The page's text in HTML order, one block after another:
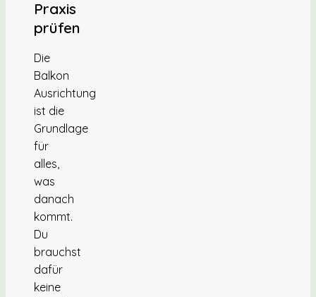
Praxis
prüfen
Die
Balkon
Ausrichtung
ist die
Grundlage
für
alles,
was
danach
kommt.
Du
brauchst
dafür
keine